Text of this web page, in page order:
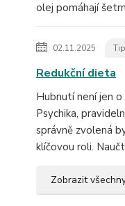
olej pomáhají
02.11.2025
Redukční dieta
Hubnutí není jen
Psychika,
správně zvolená
klíčovou roli.
Zobrazit